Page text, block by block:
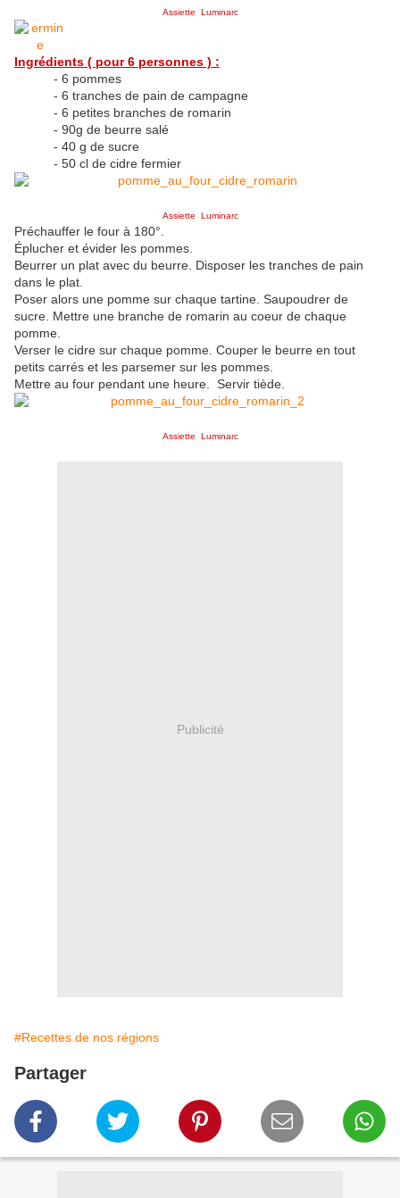
Assiette Luminarc
Ingrédients ( pour 6 personnes ) :
- 6 pommes
- 6 tranches de pain de campagne
- 6 petites branches de romarin
- 90g de beurre salé
- 40 g de sucre
- 50 cl de cidre fermier
Assiette Luminarc
Préchauffer le four à 180°.
Éplucher et évider les pommes.
Beurrer un plat avec du beurre. Disposer les tranches de pain
dans le plat.
Poser alors une pomme sur chaque tartine. Saupoudrer de
sucre. Mettre une branche de romarin au coeur de chaque
pomme.
Verser le cidre sur chaque pomme. Couper le beurre en tout
petits carrés et les parsemer sur les pommes.
Mettre au four pendant une heure. Servir tiède.
Assiette Luminarc
Publicité
#Recettes de nos régions
Partager